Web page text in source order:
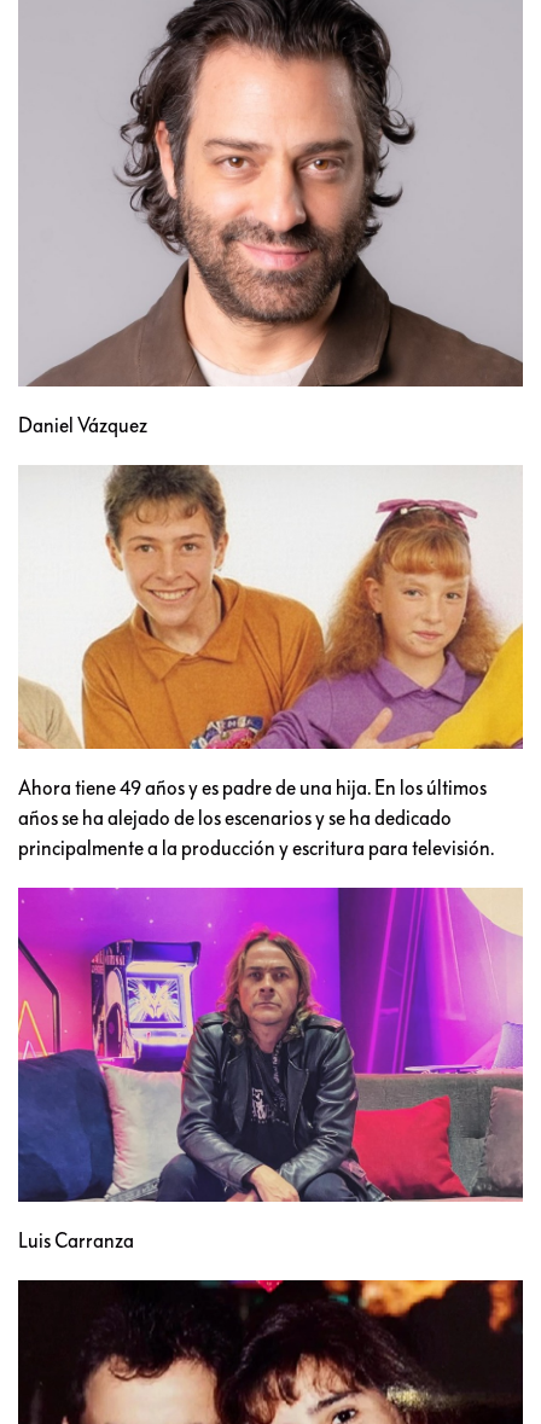
Daniel Vázquez
Ahora tiene 49 años y es padre de una hija. En los últimos
años se ha alejado de los escenarios y se ha dedicado
principalmente a la producción y escritura para televisión.
Luis Carranza